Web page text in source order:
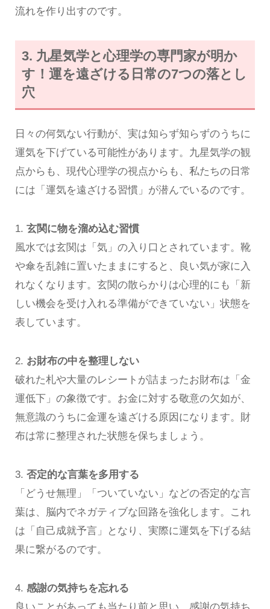
流れを作り出すのです。
3. 九星気学と心理学の専門家が明か
す！運を遠ざける日常の7つの落とし
穴
日々の何気ない行動が、実は知らず知らずのうちに
運気を下げている可能性があります。九星気学の観
点からも、現代心理学の視点からも、私たちの日常
には「運気を遠ざける習慣」が潜んでいるのです。
1. 玄関に物を溜め込む習慣
風水では玄関は「気」の入り口とされています。靴
や傘を乱雑に置いたままにすると、良い気が家に入
れなくなります。玄関の散らかりは心理的にも「新
しい機会を受け入れる準備ができていない」状態を
表しています。
2. お財布の中を整理しない
破れた札や大量のレシートが詰まったお財布は「金
運低下」の象徴です。お金に対する敬意の欠如が、
無意識のうちに金運を遠ざける原因になります。財
布は常に整理された状態を保ちましょう。
3. 否定的な言葉を多用する
「どうせ無理」「ついていない」などの否定的な言
葉は、脳内でネガティブな回路を強化します。これ
は「自己成就予言」となり、実際に運気を下げる結
果に繋がるのです。
4. 感謝の気持ちを忘れる